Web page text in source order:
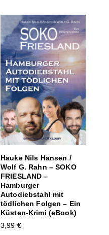
Hauke Nils Hansen /
Wolf G. Rahn – SOKO
FRIESLAND –
Hamburger
Autodiebstahl mit
tödlichen Folgen – Ein
Küsten-Krimi (eBook)
3,99 €